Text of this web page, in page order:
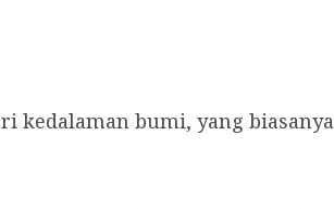
kedalaman bumi, yang